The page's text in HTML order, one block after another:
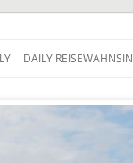
– Die
DAILY